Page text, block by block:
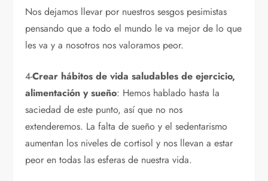
Nos dejamos llevar por nuestros sesgos pesimistas
pensando que a todo el mundo le va mejor de lo que
les va y a nosotros nos valoramos peor.
4-Crear hábitos de vida saludables de ejercicio,
alimentación y sueño: Hemos hablado hasta la
saciedad de este punto, así que no nos
extenderemos. La falta de sueño y el sedentarismo
aumentan los niveles de cortisol y nos llevan a estar
peor en todas las esferas de nuestra vida.